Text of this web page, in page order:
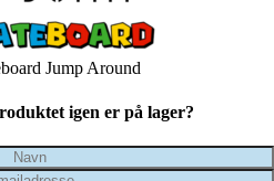
Jump Around
igen er på lager?